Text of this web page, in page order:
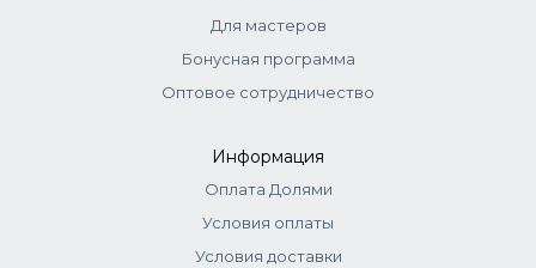
Для мастеров
Бонусная программа
Оптовое сотрудничество
Информация
Оплата Долями
Условия оплаты
Условия доставки